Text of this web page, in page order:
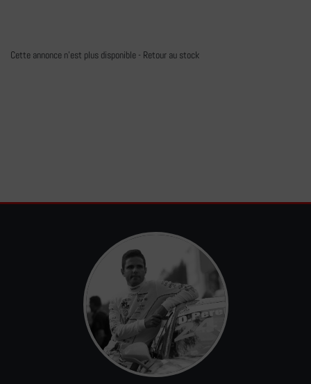
Cette annonce n'est plus disponible - Retour au stock